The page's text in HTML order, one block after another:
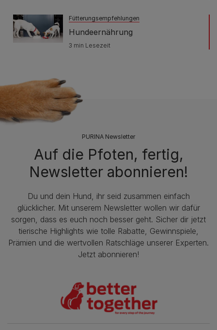
Fütterungsempfehlungen
Hundeernährung
3 min Lesezeit
PURINA Newsletter
Auf die Pfoten, fertig,
Newsletter abonnieren!
Du und dein Hund, ihr seid zusammen einfach
glücklicher. Mit unserem Newsletter wollen wir dafür
sorgen, dass es euch noch besser geht. Sicher dir jetzt
tierische Highlights wie tolle Rabatte, Gewinnspiele,
Prämien und die wertvollen Ratschläge unserer Experten.
Jetzt abonnieren!